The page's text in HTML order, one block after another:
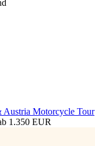
Austria Motorcycle Tour
1.350 EUR